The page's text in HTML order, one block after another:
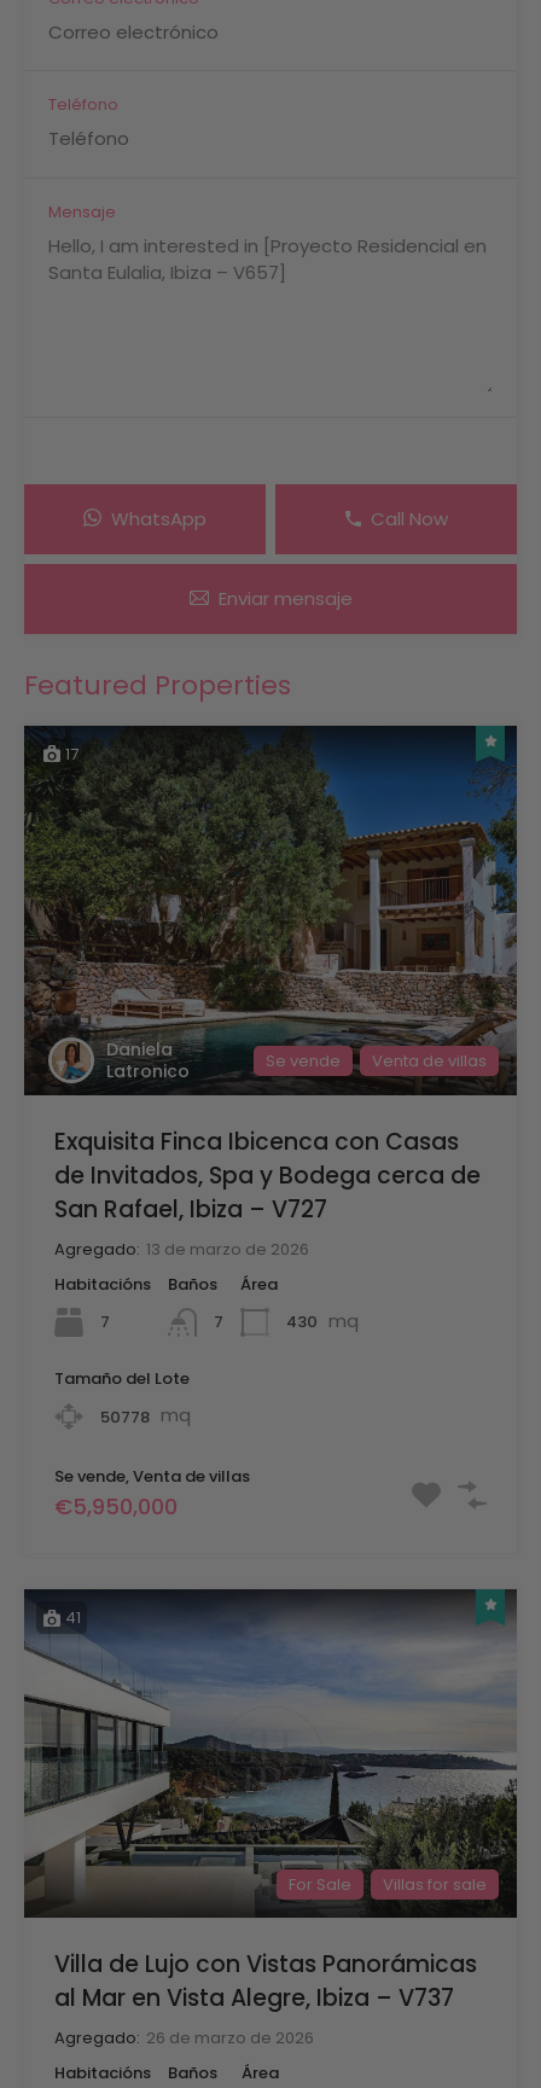
Teléfono
Mensaje
WhatsApp Call Now
Enviar mensaje
Featured Properties
17
Daniela
Latronico
Se vende Venta de villas
Exquisita Finca Ibicenca con Casas
de Invitados, Spa y Bodega cerca de
San Rafael, Ibiza – V727
Agregado: 13 de marzo de 2026
Habitacións
7
Baños
7
Área
430 mq
Tamaño del Lote
50778 mq
Se vende, Venta de villas
€5,950,000
41
For Sale Villas for sale
Villa de Lujo con Vistas Panorámicas
al Mar en Vista Alegre, Ibiza – V737
Agregado: 26 de marzo de 2026
Habitacións
Baños Área